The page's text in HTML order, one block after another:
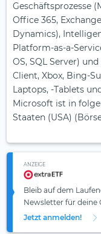
Geschäftsprozesse
Office 365,
Dynamics),
Platform-as-a-
OS, SQL Server)
Client, Xbox, Bing-
Laptops, -Tablets
Microsoft ist in
Staaten (USA)
ANZEIGE
Bleib auf dem
Newsletter für deine
Jetzt anmelden!